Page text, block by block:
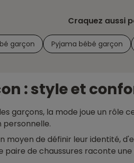
Craquez aussi
garçon Pyjama bébé garçon
: style et
garçons, la mode joue un
personnelle.
moyen de définir leur identité,
de chaussures raconte